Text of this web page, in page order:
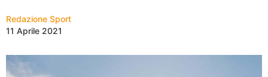
Redazione Sport
11 Aprile 2021